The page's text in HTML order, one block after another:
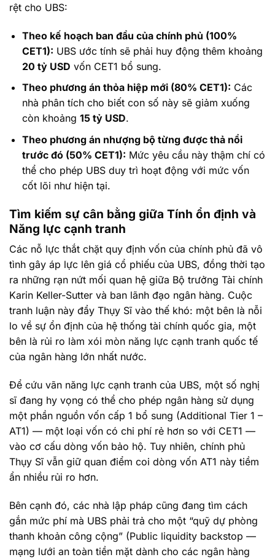
rệt cho UBS:
Theo kế hoạch ban đầu của chính phủ (100%
CET1): UBS ước tính sẽ phải huy động thêm khoảng
20 tỷ USD vốn CET1 bổ sung.
Theo phương án thỏa hiệp mới (80% CET1): Các
nhà phân tích cho biết con số này sẽ giảm xuống
còn khoảng 15 tỷ USD.
Theo phương án nhượng bộ từng được thả nổi
trước đó (50% CET1): Mức yêu cầu này thậm chí có
thể cho phép UBS duy trì hoạt động với mức vốn
cốt lõi như hiện tại.
Tìm kiếm sự cân bằng giữa Tính ổn định và
Năng lực cạnh tranh
Các nỗ lực thắt chặt quy định vốn của chính phủ đã vô
tình gây áp lực lên giá cổ phiếu của UBS, đồng thời tạo
ra những rạn nứt mối quan hệ giữa Bộ trưởng Tài chính
Karin Keller-Sutter và ban lãnh đạo ngân hàng. Cuộc
tranh luận này đẩy Thụy Sĩ vào thế khó: một bên là nỗi
lo về sự ổn định của hệ thống tài chính quốc gia, một
bên là rủi ro làm xói mòn năng lực cạnh tranh quốc tế
của ngân hàng lớn nhất nước.
Để cứu vãn năng lực cạnh tranh của UBS, một số nghị
sĩ đang hy vọng có thể cho phép ngân hàng sử dụng
một phần nguồn vốn cấp 1 bổ sung (Additional Tier 1 –
AT1) — một loại vốn có chi phí rẻ hơn so với CET1 —
vào cơ cấu dòng vốn bảo hộ. Tuy nhiên, chính phủ
Thụy Sĩ vẫn giữ quan điểm coi dòng vốn AT1 này tiềm
ẩn nhiều rủi ro hơn.
Bên cạnh đó, các nhà lập pháp cũng đang tìm cách
gắn mức phí mà UBS phải trả cho một “quỹ dự phòng
thanh khoản công cộng” (Public liquidity backstop —
mạng lưới an toàn tiền mặt dành cho các ngân hàng